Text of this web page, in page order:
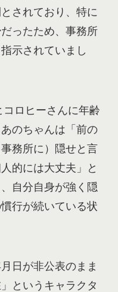
されており、特に
ったため、事務所
示されていまし
ロヒーさんに年齢
のちゃんは「前の
務所に）隠せと言
的には大丈夫」と
自分自身が強く隠
行が続いている状
日が非公表のまま
というキャラクタ